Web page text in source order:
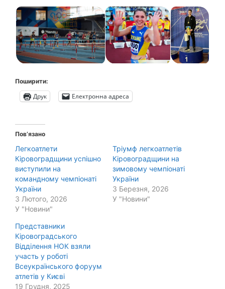
Поширити:
Друк Електронна адреса
Пов’язано
Легкоатлети
Кіровоградщини успішно
виступили на
командному чемпіонаті
України
3 Лютого, 2026
У "Новини"
Тріумф легкоатлетів
Кіровоградщини на
зимовому чемпіонаті
України
3 Березня, 2026
У "Новини"
Представники
Кіровоградського
Відділення НОК взяли
участь у роботі
Всеукраїнського форуум
атлетів у Києві
19 Грудня, 2025